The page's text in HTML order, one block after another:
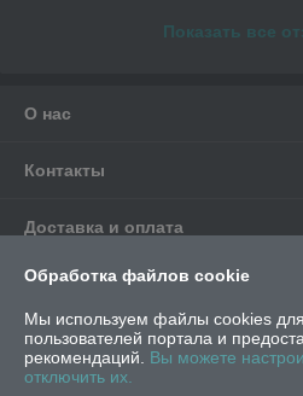
Показать все
О нас
Контакты
Доставка и оплата
График работы
Полная версия сайта
Обработка файлов cookie
Мы используем файлы cookies
пользователей портала и
рекомендаций. Вы можете
отключить их.